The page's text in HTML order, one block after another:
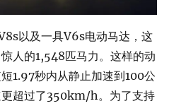
以及一具V6s电动马达，这
人的1,548匹马力。这样的动
1.97秒内从静止加速到100公
更超过了350km/h。为了支持